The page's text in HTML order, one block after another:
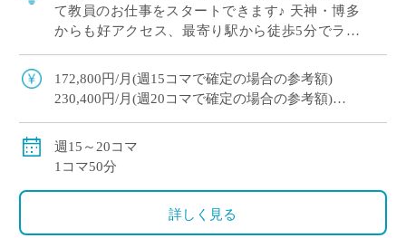
て教員のお仕事をスタートできます♪ 天神・博多
からも好アクセス、最寄り駅から徒歩5分でラク
ラク通勤 イー・スタッフから派遣実績あり スポ
ーツも盛んで元気な学校です！ コマ数に […]
172,800円/月(週15コマで確定の場合の参考額)
230,400円/月(週20コマで確定の場合の参考額)
ご担当のコマ数によっては社会保険加入！
自動車通勤可
週15～20コマ
1コマ50分
詳しく見る